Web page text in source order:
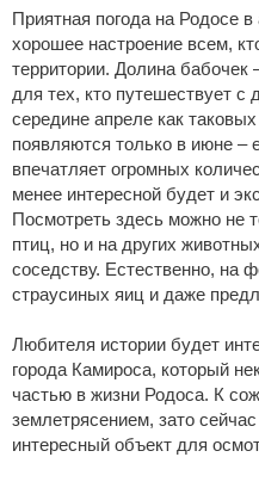
Приятная погода на Родосе
хорошее настроение всем,
территории. Долина бабочек
для тех, кто путешествует с
середине апреле как
появляются только в июне –
впечатляет огромных
менее интересной будет и
Посмотреть здесь можно не
птиц, но и на других
соседству. Естественно, на
страусиных яиц и даже
Любителя истории будет
города Камироса, который
частью в жизни Родоса. К
землетрясением, зато
интересный объект для